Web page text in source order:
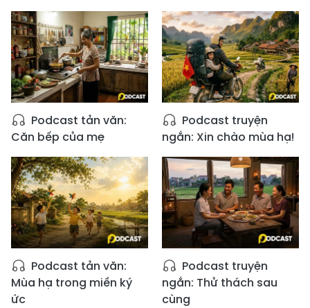
Podcast tản văn:
Căn bếp của mẹ
Podcast truyện
ngắn: Xin chào mùa hạ!
Podcast tản văn:
Mùa hạ trong miền ký
ức
Podcast truyện
ngắn: Thử thách sau
cùng